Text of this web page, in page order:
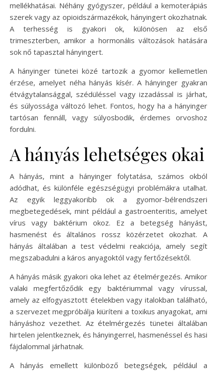
mellékhatásai. Néhány gyógyszer, például a kemoterápiás
szerek vagy az opioidszármazékok, hányingert okozhatnak.
A terhesség is gyakori ok, különösen az első
trimeszterben, amikor a hormonális változások hatására
sok nő tapasztal hányingert.
A hányinger tünetei közé tartozik a gyomor kellemetlen
érzése, amelyet néha hányás kísér. A hányinger gyakran
étvágytalansággal, szédüléssel vagy izzadással is járhat,
és súlyossága változó lehet. Fontos, hogy ha a hányinger
tartósan fennáll, vagy súlyosbodik, érdemes orvoshoz
fordulni.
A hányás lehetséges okai
A hányás, mint a hányinger folytatása, számos okból
adódhat, és különféle egészségügyi problémákra utalhat.
Az egyik leggyakoribb ok a gyomor-bélrendszeri
megbetegedések, mint például a gastroenteritis, amelyet
vírus vagy baktérium okoz. Ez a betegség hányást,
hasmenést és általános rossz közérzetet okozhat. A
hányás általában a test védelmi reakciója, amely segít
megszabadulni a káros anyagoktól vagy fertőzésektől.
A hányás másik gyakori oka lehet az ételmérgezés. Amikor
valaki megfertőződik egy baktériummal vagy vírussal,
amely az elfogyasztott ételekben vagy italokban található,
a szervezet megpróbálja kiüríteni a toxikus anyagokat, ami
hányáshoz vezethet. Az ételmérgezés tünetei általában
hirtelen jelentkeznek, és hányingerrel, hasmenéssel és hasi
fájdalommal járhatnak.
A hányás emellett különböző betegségek, például a